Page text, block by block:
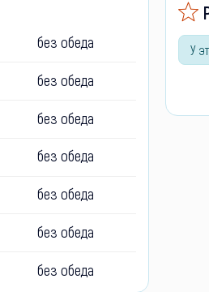
без обеда
без обеда
без обеда
без обеда
без обеда
без обеда
без обеда
У